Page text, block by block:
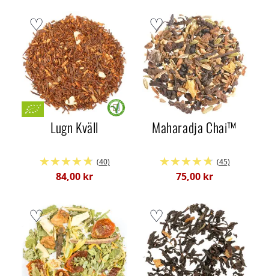
Lugn Kväll
(40)
84,00 kr
Maharadja Chai™
(45)
75,00 kr